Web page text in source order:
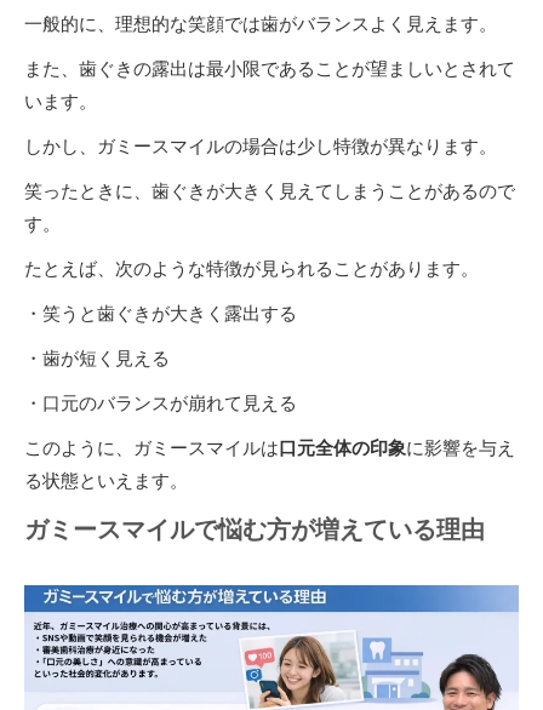
一般的に、理想的な笑顔では歯がバランスよく見えます。
また、歯ぐきの露出は最小限であることが望ましいとされて
います。
しかし、ガミースマイルの場合は少し特徴が異なります。
笑ったときに、歯ぐきが大きく見えてしまうことがあるので
す。
たとえば、次のような特徴が見られることがあります。
・笑うと歯ぐきが大きく露出する
・歯が短く見える
・口元のバランスが崩れて見える
このように、ガミースマイルは 口元全体の印象に影響を与え
る状態といえます。
ガミースマイルで悩む方が増えている理由